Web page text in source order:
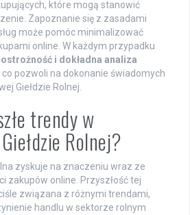
które mogą stanowić
Zapoznanie się z zasadami
może pomóc minimalizować
online. W każdym przypadku
ostrożność i dokładna analiza
pozwoli na dokonanie świadomych
Giełdzie Rolnej.
trendy w
Rolnej?
zyskuje na znaczeniu wraz ze
zakupów online. Przyszłość tej
związana z różnymi trendami,
handlu w sektorze rolnym